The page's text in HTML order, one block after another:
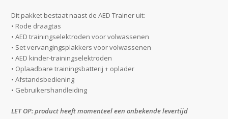
Dit pakket bestaat naast de AED Trainer uit:
• Rode draagtas
• AED trainingselektroden voor volwassenen
• Set vervangingsplakkers voor volwassenen
• AED kinder-trainingselektroden
• Oplaadbare trainingsbatterij + oplader
• Afstandsbediening
• Gebruikershandleiding
LET OP: product heeft momenteel een onbekende levertijd